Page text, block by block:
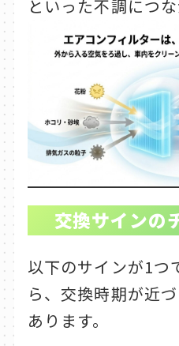
といった不調につな
交換サインの
以下のサインが1つ
ら、交換時期が近
あります。